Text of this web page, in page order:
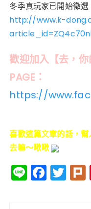
冬季真玩家已開始徵選
http://www.k-
歡迎加入【去，
PAGE：
https://
喜歡這篇文章的話，
去嘛～啾啾
Li
n
F
a
T
w